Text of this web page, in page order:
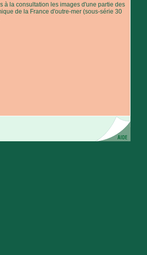
à la consultation les images d'une partie des
de la France d'outre-mer (sous-série 30